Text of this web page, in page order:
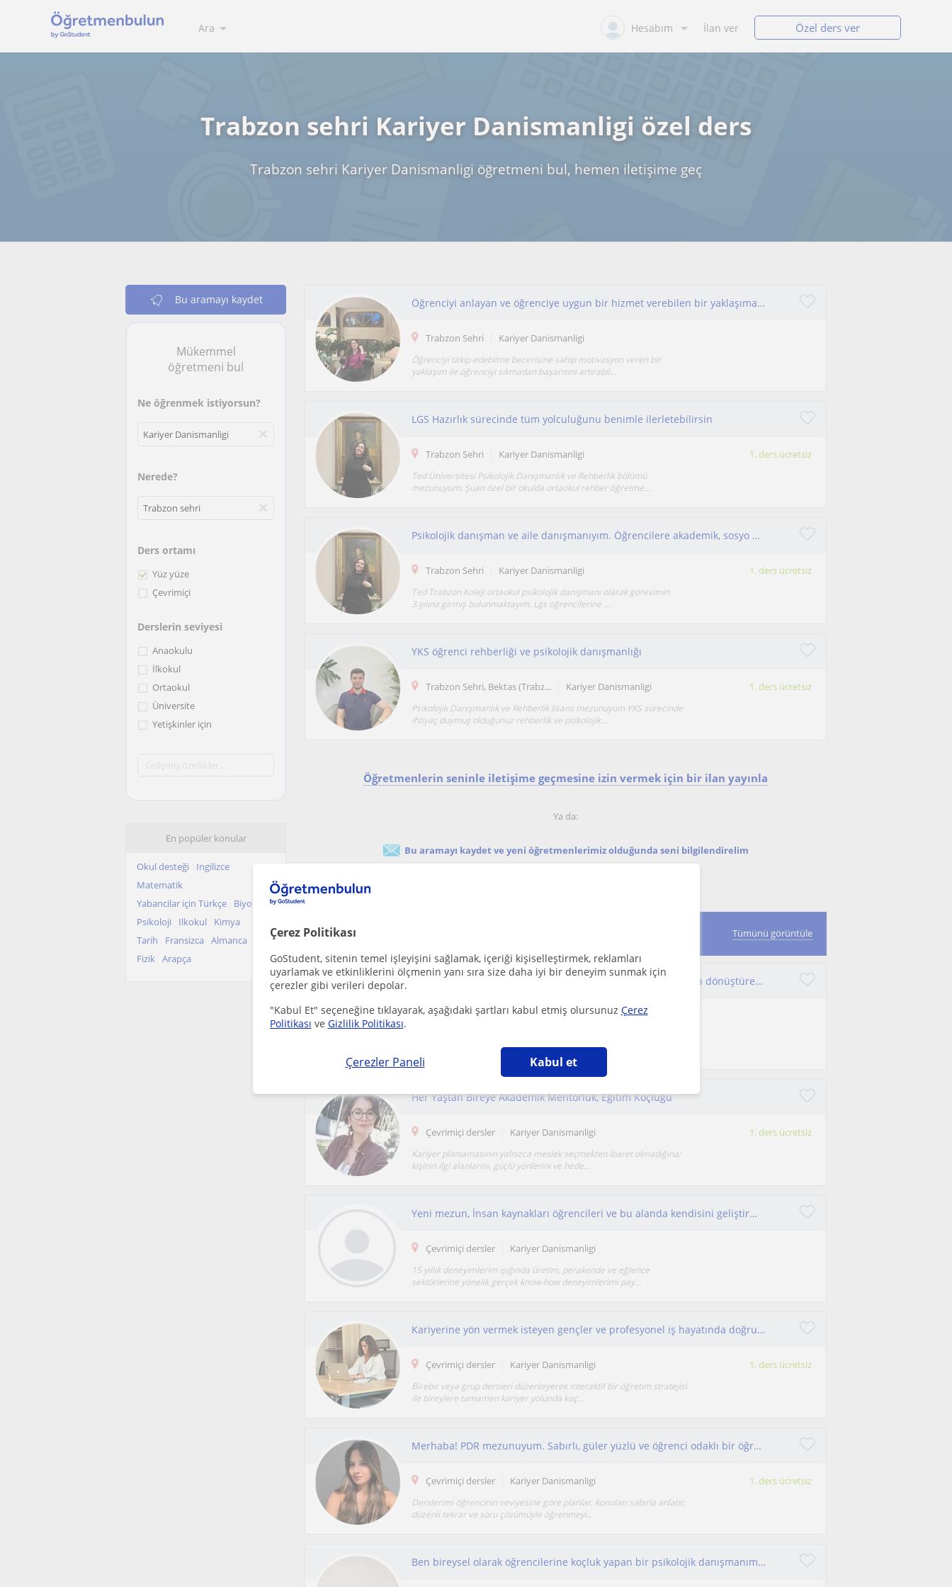
Çerez Politikası
GoStudent, sitenin temel işleyişini sağlamak, içeriği kişiselleştirmek, reklamları
uyarlamak ve etkinliklerini ölçmenin yanı sıra size daha iyi bir deneyim sunmak için
çerezler gibi verileri depolar.
"Kabul Et" seçeneğine tıklayarak, aşağıdaki şartları kabul etmiş olursunuz Çerez
Politikası ve Gizlilik Politikası.
Çerezler Paneli Kabul et
Ara Hesabım İlan ver Özel ders ver
Trabzon sehri Kariyer Danismanligi özel ders
Trabzon sehri Kariyer Danismanligi öğretmeni bul, hemen iletişime geç
Bu aramayı kaydet
Mükemmel
öğretmeni bul
Ne öğrenmek istiyorsun?
Nerede?
Ders ortamı
Yüz yüze
Çevrimiçi
Derslerin seviyesi
Anaokulu
İlkokul
Ortaokul
Üniversite
Yetişkinler için
En popüler konular
Okul desteği
Ingilizce
Matematik
Yabancilar için Türkçe
Biyoloji
Psikoloji
Ilkokul
Kimya
Tarih
Fransizca
Almanca
Fizik Arapça
Öğrenciyi anlayan ve öğrenciye uygun bir hizmet verebilen bir yaklaşıma sahibim.
Trabzon Sehri Kariyer Danismanligi
Öğrenciyi takip edebilme becerisine sahip motivasyon veren bir
yaklaşım ile öğrenciyi sıkmadan başarısını artırabil...
LGS Hazırlık sürecinde tüm yolculuğunu benimle ilerletebilirsin
Trabzon Sehri Kariyer Danismanligi 1. ders ücretsiz
Ted Üniversitesi Psikolojik Danışmanlık ve Rehberlik bölümü
mezunuyum. Şuan özel bir okulda ortaokul rehber öğretme...
Psikolojik danışman ve aile danışmanıyım. Öğrencilere akademik, sosyo duygusal ve kariyer alanlarında rehberlik ediyorum.
Trabzon Sehri Kariyer Danismanligi 1. ders ücretsiz
Ted Trabzon Koleji ortaokul psikolojik danışmanı olarak görevimin
3.yılına girmiş bulunmaktayım. Lgs öğrencilerine ...
YKS öğrenci rehberliği ve psikolojik danışmanlığı
Trabzon Sehri, Bektas (Trabz... Kariyer Danismanligi 1. ders ücretsiz
Psikolojik Danışmanlık ve Rehberlik lisans mezunuyum YKS sürecinde
ihtiyaç duymuş olduğunuz rehberlik ve psikolojik...
Öğretmenlerin seninle iletişime geçmesine izin vermek için bir ilan yayınla
Ya da:
Bu aramayı kaydet ve yeni öğretmenlerimiz olduğunda seni bilgilendirelim
Online Kariyer Danismanligi dersi veren öğretmenler Tümünü görüntüle
Öğrencilerin potansiyelini doğru eğitim ve kariyer kararlarına dönüştüren, sonuç odaklı bir kariyer danışmanıyım
Çevrimiçi dersler Kariyer Danismanligi
projektif envanterler, bilimsel değer...
Her Yaştan Bireye Akademik Mentörlük, Eğitim Koçluğu
Çevrimiçi dersler Kariyer Danismanligi 1. ders ücretsiz
Kariyer planlamasının yalnızca meslek seçmekten ibaret olmadığına;
kişinin ilgi alanlarını, güçlü yönlerini ve hede...
Yeni mezun, İnsan kaynakları öğrencileri ve bu alanda kendisini geliştirmek isteyenlere
Çevrimiçi dersler Kariyer Danismanligi
15 yıllık deneyimlerim ışığında üretim, perakende ve eğlence
sektörlerine yönelik gerçek know-how deneyimlerimi pay...
Kariyerine yön vermek isteyen gençler ve profesyonel iş hayatında doğru seçimler ile bir yol haritası olusturmak isteyen bireyler
Çevrimiçi dersler Kariyer Danismanligi 1. ders ücretsiz
Birebir veya grup dersleri düzenleyerek interaktif bir öğretim stratejisi
ile bireylere tamamen kariyer yolunda koç...
Merhaba! PDR mezunuyum. Sabırlı, güler yüzlü ve öğrenci odaklı bir öğretmen olarak derslerimi öğrencinin seviyesine göre planlıyor
Çevrimiçi dersler Kariyer Danismanligi 1. ders ücretsiz
Derslerimi öğrencinin seviyesine göre planlar, konuları sabırla anlatır,
düzenli tekrar ve soru çözümüyle öğrenmeyi...
Ben bireysel olarak öğrencilerine koçluk yapan bir psikolojik danışmanım. Görüşmelerim ihtiyacı olan herkese yönelik olabilir.